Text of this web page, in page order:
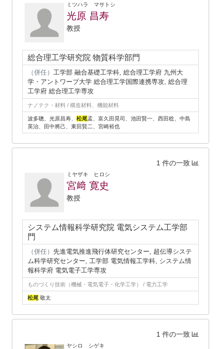
ミツハラ マサトシ
光原 昌寿
教授
総合理工学研究院 物質科学部門
（併任） 工学部 融合基礎工学科, 総合理工学府 九州大
学・アントワープ大学 総合理工学国際連携専攻, 総合理
工学府 総合理工学専攻
ナノテク・材料 / 構造材料、機能材料
波多聰、光原昌寿、 松尾孟、富久田晃司、池田賢一、西田稔、中島
英治、田中將己、東田賢二、宮崎裕也
1 件の一致
ミヤザキ ヒロシ
宮﨑 寛史
教授
システム情報科学研究院 電気システム工学部
門
（併任） 先進電気推進飛行体研究センター, 超伝導システ
ム科学研究センター, 工学部 電気情報工学科, システム情
報科学府 電気電子工学専攻
ものづくり技術（機械・電気電子・化学工学） / 電力工学
松尾 敬太
1 件の一致
ヤシロ シゲキ